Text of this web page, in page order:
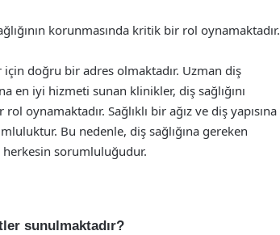
korunmasında kritik bir rol oynamaktadır.
doğru bir adres olmaktadır. Uzman diş
en iyi hizmeti sunan klinikler, diş sağlığını
oynamaktadır. Sağlıklı bir ağız ve diş yapısına
Bu nedenle, diş sağlığına gereken
sorumluluğudur.
sunulmaktadır?